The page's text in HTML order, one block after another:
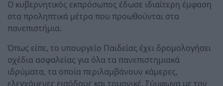
Ο κυβερνητικός εκπρόσωπος έδωσε ιδιαίτερη έμφαση
στα προληπτικά μέτρα που προωθούνται στα
πανεπιστήμια.
Όπως είπε, το υπουργείο Παιδείας έχει δρομολογήσει
σχέδια ασφαλείας για όλα τα πανεπιστημιακά
ιδρύματα, τα οποία περιλαμβάνουν κάμερες,
ελεγχόμενες εισόδους και τουρνικέ. Σύμφωνα με τον